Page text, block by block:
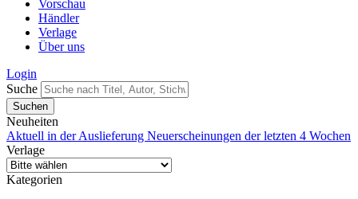
Vorschau
Händler
Verlage
Über uns
Login
Suche
Neuheiten
Aktuell in der Auslieferung Neuerscheinungen der letzten 4 Wochen
Verlage
Kategorien